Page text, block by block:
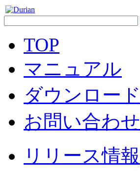
TOP
マニュアル
ダウンロード
お問い合わせ
リリース情報